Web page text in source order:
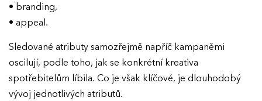
• branding,
• appeal.
Sledované atributy samozřejmě napříč kampaněmi
oscilují, podle toho, jak se konkrétní kreativa
spotřebitelům líbila. Co je však klíčové, je dlouhodobý
vývoj jednotlivých atributů.